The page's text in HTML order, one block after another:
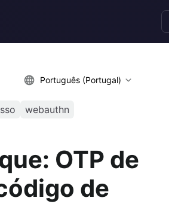
Português (Portugal)
webauthn
OTP de
de